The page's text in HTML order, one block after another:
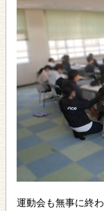
運動会も無事に終